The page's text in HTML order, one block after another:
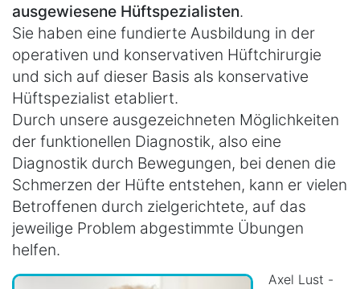
ausgewiesene Hüftspezialisten.
Sie haben eine fundierte Ausbildung in der
operativen und konservativen Hüftchirurgie
und sich auf dieser Basis als konservative
Hüftspezialist etabliert.
Durch unsere ausgezeichneten Möglichkeiten
der funktionellen Diagnostik, also eine
Diagnostik durch Bewegungen, bei denen die
Schmerzen der Hüfte entstehen, kann er vielen
Betroffenen durch zielgerichtete, auf das
jeweilige Problem abgestimmte Übungen
helfen.
Axel Lust -